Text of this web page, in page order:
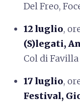
Del Freo,
12 luglio,
(S)legati,
Col di Favilla
17 luglio,
Festival,